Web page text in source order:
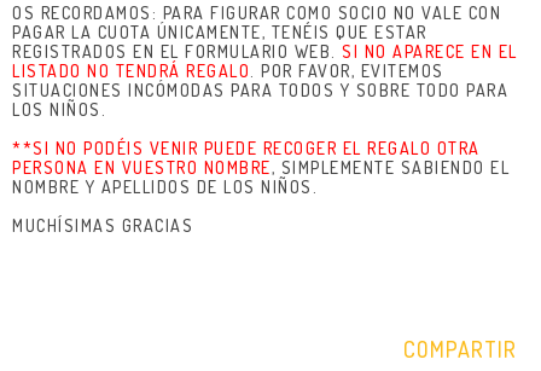
OS RECORDAMOS: PARA FIGURAR COMO SOCIO NO VALE CON
PAGAR LA CUOTA ÚNICAMENTE, TENÉIS QUE ESTAR
REGISTRADOS EN EL FORMULARIO WEB. SI NO APARECE EN EL
LISTADO NO TENDRÁ REGALO
. POR FAVOR, EVITEMOS
SITUACIONES INCÓMODAS PARA TODOS Y SOBRE TODO PARA
LOS NIÑOS.
**SI NO PODÉIS VENIR PUEDE RECOGER EL REGALO OTRA
PERSONA EN VUESTRO NOMBRE, SIMPLEMENTE SABIENDO EL
NOMBRE Y APELLIDOS DE LOS NIÑOS.
MUCHÍSIMAS GRACIAS
COMPARTIR